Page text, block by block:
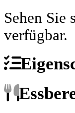
Sehen Sie
verfügbar.